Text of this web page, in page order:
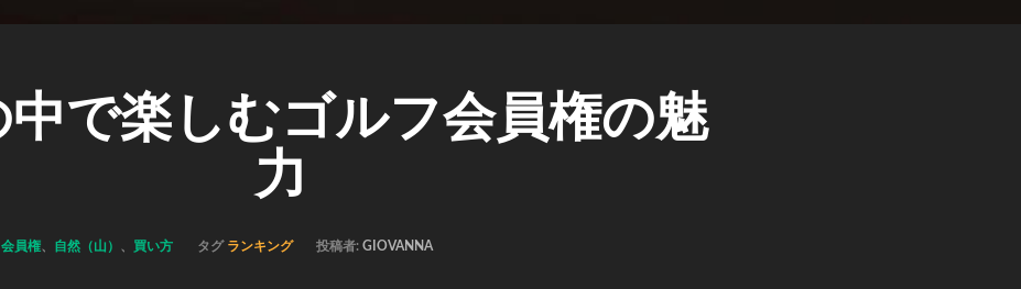
中で楽しむゴルフ会員権の魅
力
員権、 自然（山） 、 買い方 タグ ランキング 投稿者:GIOVANNA